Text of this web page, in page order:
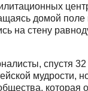
домой поле
на стену
спустя 32
мудрости,
которая